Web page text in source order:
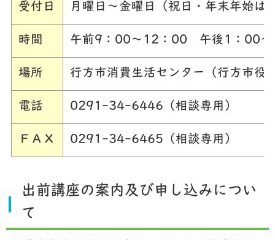
受付日 月曜日～金曜日（祝日・年末年始は
時間 午前9：00～12：00 午後1：00
場所 行方市消費生活センター（行方市役
電話 0291-34-6446（相談専用）
ＦＡＸ 0291-34-6465（相談専用）
出前講座の案内及び申し込みについ
て